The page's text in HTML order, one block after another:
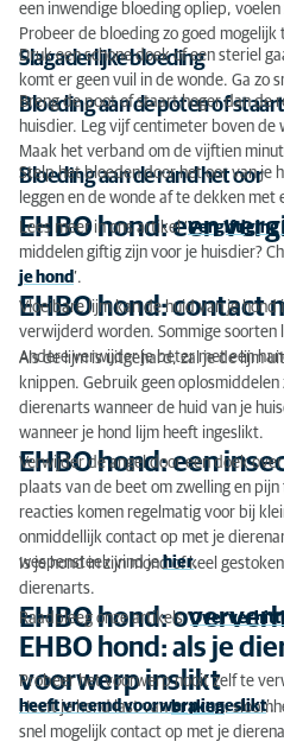
een inwendige bloeding opliep,
Probeer de bloeding zo goed mogelijk
Slagaderlijke bloeding
Druk een schone doek of een steriel
komt er geen vuil in de wonde. Ga zo
Bloeding aan de poten of staart
Breng de poot of staart hoger dan de
huisdier. Leg vijf centimeter boven de
Maak het verband om de vijftien
Bloeding aan de rand het oor
Stelp het bloeden door het oor van je
leggen en de wonde af te dekken met
EHBO hond: een
Lees meer in ons artikel ‘Vergiftiging
middelen giftig zijn voor je huisdier?
je hond’.
EHBO hond: contact
Vloeibare lijm kan de huid van je
verwijderd worden. Sommige
Andere verwijder je beter met een
Als de lijm is uitgehard, zal je de lijm
knippen. Gebruik geen
dierenarts wanneer de huid van je
wanneer je hond lijm heeft ingeslikt.
EHBO hond: een
Verwijder de angel door een doek
plaats van de beet om zwelling en
reacties komen regelmatig voor bij
onmiddellijk contact op met je
wespensteek vind jehier.
Is je hond in zijn mond of keel
dierenarts.
EHBO hond:
Raadpleeg onze artikels ‘
EHBO hond: als je
voorwerp inslikt
Probeer het voorwerp nooit zelf te
heeft vreemd voorwerp ingeslikt’.
Heeft je hond last vanbraken,
snel mogelijk contact op met je